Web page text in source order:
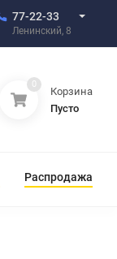
77-22-33
Ленинский, 8
0
Корзина
Пусто
Распродажа